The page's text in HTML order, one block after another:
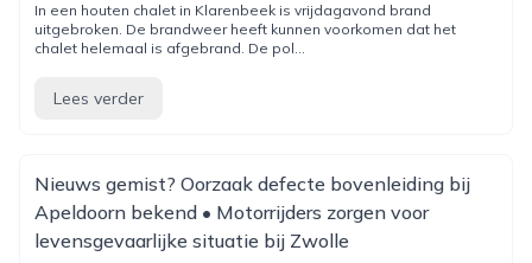
In een houten chalet in Klarenbeek is vrijdagavond brand
uitgebroken. De brandweer heeft kunnen voorkomen dat het
chalet helemaal is afgebrand. De pol...
Lees verder
Nieuws gemist? Oorzaak defecte bovenleiding bij
Apeldoorn bekend • Motorrijders zorgen voor
levensgevaarlijke situatie bij Zwolle